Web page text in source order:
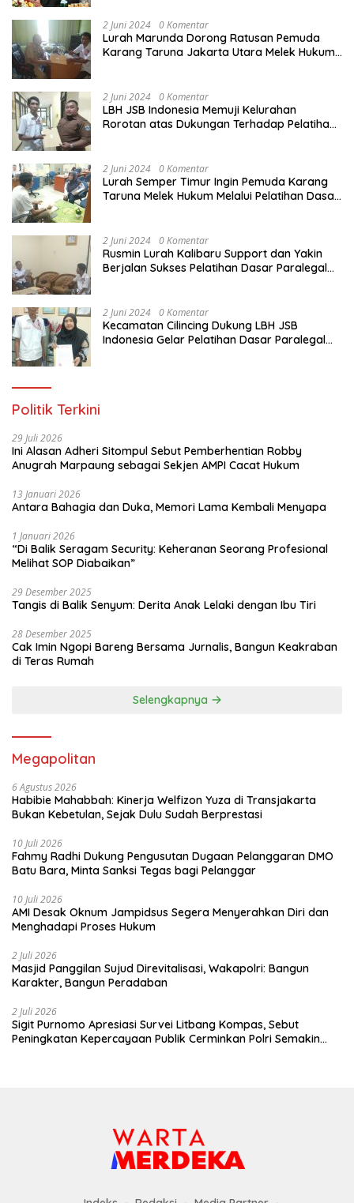
2 Juni 2024 0 Komentar
Lurah Marunda Dorong Ratusan Pemuda
Karang Taruna Jakarta Utara Melek Hukum
2 Juni 2024 0 Komentar
LBH JSB Indonesia Memuji Kelurahan
Rorotan atas Dukungan Terhadap Pelatihan
2 Juni 2024 0 Komentar
Lurah Semper Timur Ingin Pemuda Karang
Taruna Melek Hukum Melalui Pelatihan Dasar
2 Juni 2024 0 Komentar
Rusmin Lurah Kalibaru Support dan Yakin
Berjalan Sukses Pelatihan Dasar Paralegal
2 Juni 2024 0 Komentar
Kecamatan Cilincing Dukung LBH JSB
Indonesia Gelar Pelatihan Dasar Paralegal
Politik Terkini
29 Juli 2026
Ini Alasan Adheri Sitompul Sebut Pemberhentian Robby
Anugrah Marpaung sebagai Sekjen AMPI Cacat Hukum
13 Januari 2026
Antara Bahagia dan Duka, Memori Lama Kembali Menyapa
1 Januari 2026
“Di Balik Seragam Security: Keheranan Seorang Profesional
Melihat SOP Diabaikan”
29 Desember 2025
Tangis di Balik Senyum: Derita Anak Lelaki dengan Ibu Tiri
28 Desember 2025
Cak Imin Ngopi Bareng Bersama Jurnalis, Bangun Keakraban
di Teras Rumah
Selengkapnya
Megapolitan
6 Agustus 2026
Habibie Mahabbah: Kinerja Welfizon Yuza di Transjakarta
Bukan Kebetulan, Sejak Dulu Sudah Berprestasi
10 Juli 2026
Fahmy Radhi Dukung Pengusutan Dugaan Pelanggaran DMO
Batu Bara, Minta Sanksi Tegas bagi Pelanggar
10 Juli 2026
AMI Desak Oknum Jampidsus Segera Menyerahkan Diri dan
Menghadapi Proses Hukum
2 Juli 2026
Masjid Panggilan Sujud Direvitalisasi, Wakapolri: Bangun
Karakter, Bangun Peradaban
2 Juli 2026
Sigit Purnomo Apresiasi Survei Litbang Kompas, Sebut
Peningkatan Kepercayaan Publik Cerminkan Polri Semakin